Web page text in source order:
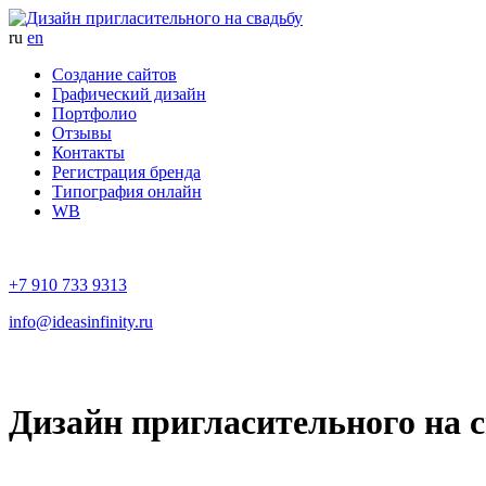
ru en
Создание сайтов
Графический дизайн
Портфолио
Отзывы
Контакты
Регистрация бренда
Типография онлайн
WB
+7 910 733 9313
info@ideasinfinity.ru
Дизайн пригласительного на